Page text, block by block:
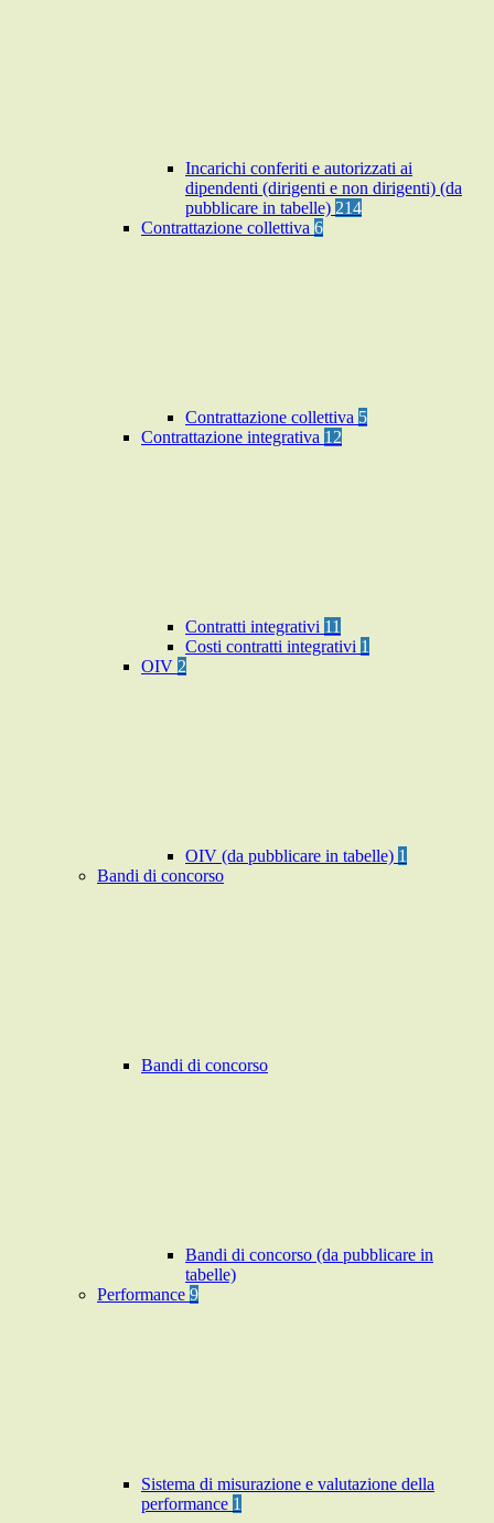
Incarichi conferiti e autorizzati ai
dipendenti (dirigenti e non dirigenti) (da
pubblicare in tabelle) 214
Contrattazione collettiva 6
Contrattazione collettiva 5
Contrattazione integrativa 12
Contratti integrativi 11
Costi contratti integrativi 1
OIV 2
OIV (da pubblicare in tabelle) 1
Bandi di concorso
Bandi di concorso
Bandi di concorso (da pubblicare in
tabelle)
Performance 9
Sistema di misurazione e valutazione della
performance 1